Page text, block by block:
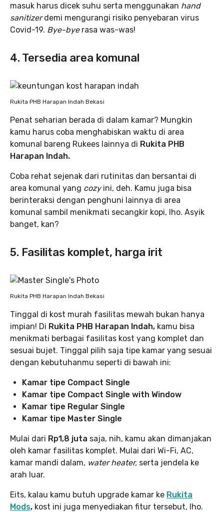
masuk harus dicek suhu serta menggunakan hand
sanitizerdemi mengurangi risiko penyebaran virus
Covid-19. Bye-bye rasa was-was!
4. Tersedia area komunal
Rukita PHB Harapan Indah Bekasi
Penat seharian berada di dalam kamar? Mungkin
kamu harus coba menghabiskan waktu di area
komunal bareng Rukees lainnya di Rukita PHB
Harapan Indah.
Coba rehat sejenak dari rutinitas dan bersantai di
area komunal yang cozyini, deh. Kamu juga bisa
berinteraksi dengan penghuni lainnya di area
komunal sambil menikmati secangkir kopi, lho. Asyik
banget, kan?
5. Fasilitas komplet, harga irit
Rukita PHB Harapan Indah Bekasi
Tinggal di kost murah fasilitas mewah bukan hanya
impian! Di Rukita PHB Harapan Indah, kamu bisa
menikmati berbagai fasilitas kost yang komplet dan
sesuai bujet. Tinggal pilih saja tipe kamar yang sesuai
dengan kebutuhanmu seperti di bawah ini:
Kamar tipe Compact Single
Kamar tipe Compact Single with Window
Kamar tipe Regular Single
Kamar tipe Master Single
Mulai dari Rp1,8 juta saja, nih, kamu akan dimanjakan
oleh kamar fasilitas komplet. Mulai dari Wi-Fi, AC,
kamar mandi dalam, water heater, serta jendela ke
arah luar.
Eits, kalau kamu butuh upgrade kamar ke Rukita
Mods, kost ini juga menyediakan fitur tersebut, lho.